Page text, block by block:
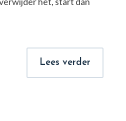
Lees verder